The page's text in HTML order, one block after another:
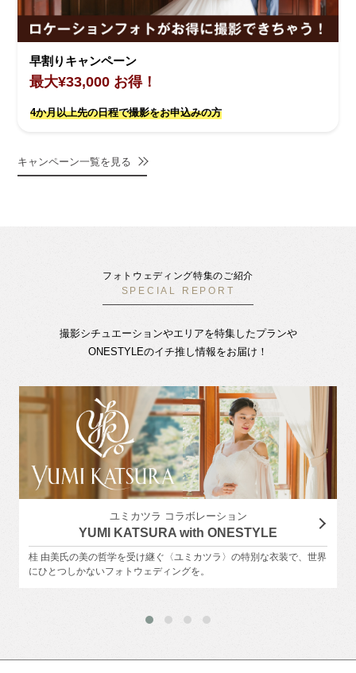
早割りキャンペーン
最大¥33,000 お得！
4か月以上先の日程で撮影をお申込みの方
キャンペーン一覧を見る
フォトウェディング特集のご紹介
SPECIAL REPORT
撮影シチュエーションやエリアを特集したプランや
ONESTYLEのイチ推し情報をお届け！
ユミカツラ コラボレーション
YUMI KATSURA with ONESTYLE
桂 由美氏の美の哲学を受け継ぐ〈ユミカツラ〉の特別な衣装で、世界
にひとつしかないフォトウェディングを。